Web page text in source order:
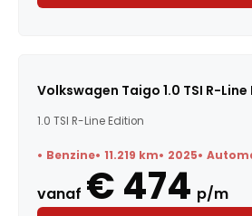
Volkswagen Taigo 1.0 TSI R-
1.0 TSI R-Line Edition
Benzine 11.219 km 2025
vanaf € 474 p/m